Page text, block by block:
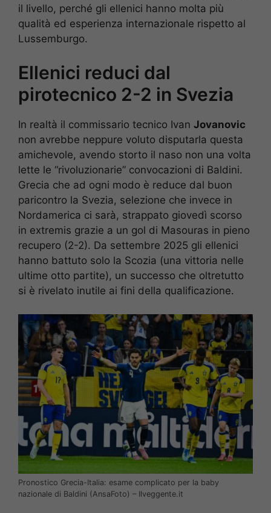
il livello, perché gli ellenici hanno molta più
qualità ed esperienza internazionale rispetto al
Lussemburgo.
Ellenici reduci dal
pirotecnico 2-2 in Svezia
In realtà il commissario tecnico Ivan Jovanovic
non avrebbe neppure voluto disputarla questa
amichevole, avendo storto il naso non una volta
lette le “rivoluzionarie” convocazioni di Baldini.
Grecia che ad ogni modo è reduce dal buon
paricontro la Svezia, selezione che invece in
Nordamerica ci sarà, strappato giovedì scorso
in extremis grazie a un gol di Masouras in pieno
recupero (2-2). Da settembre 2025 gli ellenici
hanno battuto solo la Scozia (una vittoria nelle
ultime otto partite), un successo che oltretutto
si è rivelato inutile ai fini della qualificazione.
Pronostico Grecia-Italia: esame complicato per la baby
nazionale di Baldini (AnsaFoto) – Ilveggente.it